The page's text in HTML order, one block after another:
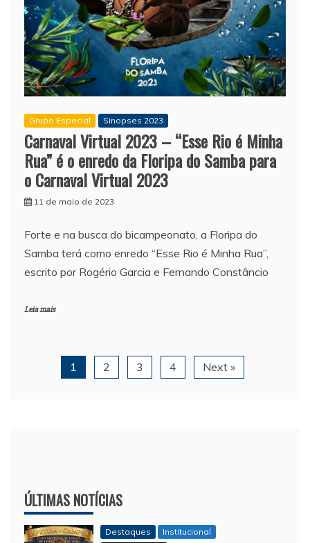
Grupo Especial Sinopses 2023
Carnaval Virtual 2023 – “Esse Rio é Minha
Rua” é o enredo da Floripa do Samba para
o Carnaval Virtual 2023
11 de maio de 2023
Forte e na busca do bicampeonato, a Floripa do
Samba terá como enredo “Esse Rio é Minha Rua”,
escrito por Rogério Garcia e Fernando Constâncio
Leia mais
1 2 3 4 Next »
ÚLTIMAS NOTÍCIAS
Destaques
Institucional